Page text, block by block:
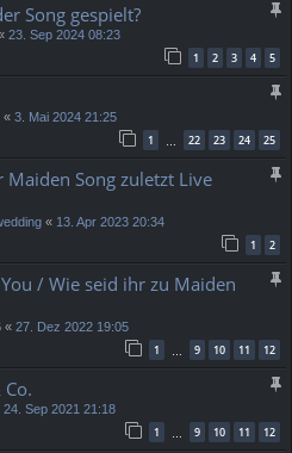
Song gespielt?
23. Sep 2024 08:23
1 2 3 4 5
« 3. Mai 2024 21:25
1 22 23 24 25
Song zuletzt Live
« 13. Apr 2023 20:34
1 2
/ Wie seid ihr zu Maiden
« 27. Dez 2022 19:05
1 … 9 10 11 12
24. Sep 2021 21:18
1 … 9 10 11 12